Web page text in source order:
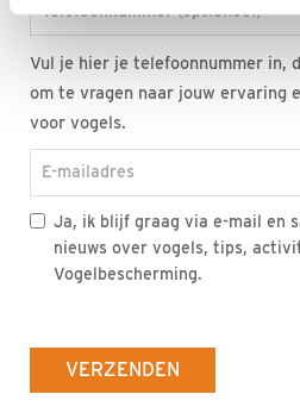
Telefoonnummer (optioneel)
Vul je hier je telefoonnummer in,
om te vragen naar jouw ervaring
voor vogels.
E-mailadres
Ja, ik blijf graag via e-mail en
nieuws over vogels, tips,
Vogelbescherming.
VERZENDEN